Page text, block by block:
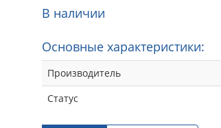
В наличии
Основные характеристики:
Производитель
Статус